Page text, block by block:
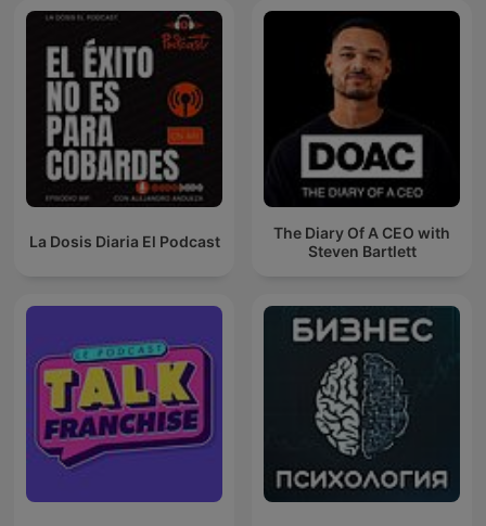
La Dosis Diaria El Podcast
The Diary Of A CEO with
Steven Bartlett